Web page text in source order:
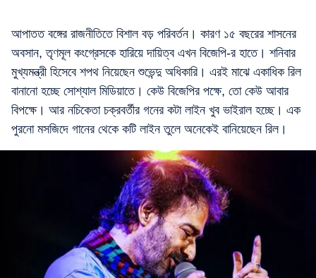
আপাতত বঙ্গের রাজনীতিতে বিশাল বড় পরিবর্তন। কারণ ১৫ বছরের শাসনের
অবসান, তৃণমূল কংগ্রেসকে হারিয়ে দায়িত্ব এখন বিজেপি-র হাতে। শনিবার
মুখ্যমন্ত্রী হিসেবে শপথ নিয়েছেন শুভেন্দু অধিকারি। এরই মাঝে একাধিক রিল
বানানো হচ্ছে সোশ্যাল মিডিয়াতে। কেউ বিজেপির পক্ষে, তো কেউ আবার
বিপক্ষে। আর নচিকেতা চক্রবর্তীর গনের কটা লাইন খুব ভাইরাল হচ্ছে। এক
পুরনো মসজিদে গানের থেকে কটি লাইন তুলে অনেকেই বানিয়েছেন রিল।